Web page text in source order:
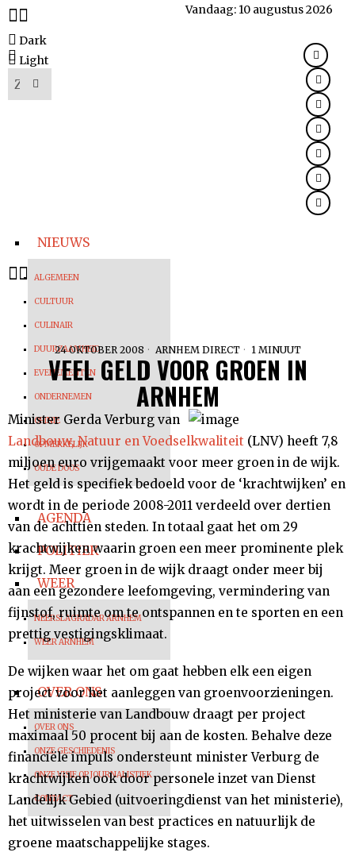
Dark
Light
Vandaag: 10 augustus 2026
NIEUWS
ALGEMEEN
CULTUUR
CULINAIR
DUURZAAMHEID
EVENEMENTEN
ONDERNEMEN
OPINIE
OPMERKELIJK
OUDE DOOS
AGENDA
POLITIEK
WEER
NEERSLAGRADAR ARNHEM
WEER ARNHEM
OVER ONS
OVER ONS
ONZE GESCHIEDENIS
ONZE VISIE OP JOURNALISTIEK
CONTACT
24 OKTOBER 2008 ARNHEM DIRECT 1 MINUUT
VEEL GELD VOOR GROEN IN
ARNHEM
Minister Gerda Verburg van
Landbouw, Natuur en Voedselkwaliteit (LNV) heeft 7,8
miljoen euro vrijgemaakt voor meer groen in de wijk.
Het geld is specifiek bedoeld voor de ‘krachtwijken’ en
wordt in de periode 2008-2011 verdeeld over dertien
van de achttien steden. In totaal gaat het om 29
krachtwijken waarin groen een meer prominente plek
krijgt. Meer groen in de wijk draagt onder meer bij
aan een gezondere leefomgeving, vermindering van
fijnstof, ruimte om te ontspannen en te sporten en een
prettig vestigingsklimaat.
De wijken waar het om gaat hebben elk een eigen
project voor het aanleggen van groenvoorzieningen.
Het ministerie van Landbouw draagt per project
maximaal 50 procent bij aan de kosten. Behalve deze
financiële impuls ondersteunt minister Verburg de
krachtwijken ook door personele inzet van Dienst
Landelijk Gebied (uitvoeringdienst van het ministerie),
het uitwisselen van best practices en natuurlijk de
groene maatschappelijke stages.